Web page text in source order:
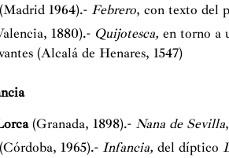
(Madrid 1964).-Febrero, con texto del
1880).- Quijotesca,en torno a
(Alcalá de Henares, 1547)
(Granada, 1898).-Nana de Sevilla
1965).-Infancia,del díptico